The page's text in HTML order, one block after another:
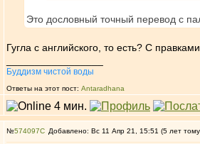
Это дословный точный перевод с
Гугла с английского, то есть? С
Буддизм чистой воды
Ответы на этот пост: Antaradhana
№574097 Добавлено: Вс 11 Апр 21, 15:51 (5 лет